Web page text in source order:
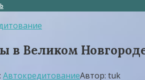
в Великом
АвтокредитованиеАвтор: tuk